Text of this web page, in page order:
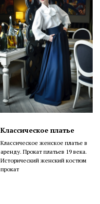
Классическое платье
Классическое женское платье в
аренду. Прокат платьев 19 века.
Исторический женский костюм
прокат